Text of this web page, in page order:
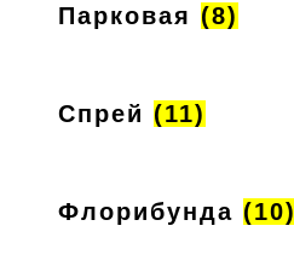
Парковая (8)
Спрей (11)
Флорибунда (10)